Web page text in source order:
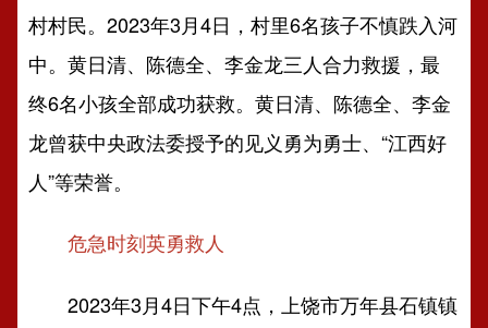
村村民。2023年3月4日，村里6名孩子不慎跌入河
中。黄日清、陈德全、李金龙三人合力救援，最
终6名小孩全部成功获救。黄日清、陈德全、李金
龙曾获中央政法委授予的见义勇为勇士、“江西好
人”等荣誉。
危急时刻英勇救人
2023年3月4日下午4点，上饶市万年县石镇镇